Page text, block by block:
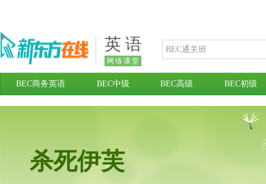
英 语
网络课堂
BEC商务英语 BEC中级 BEC高级 BEC初级
杀死伊芙